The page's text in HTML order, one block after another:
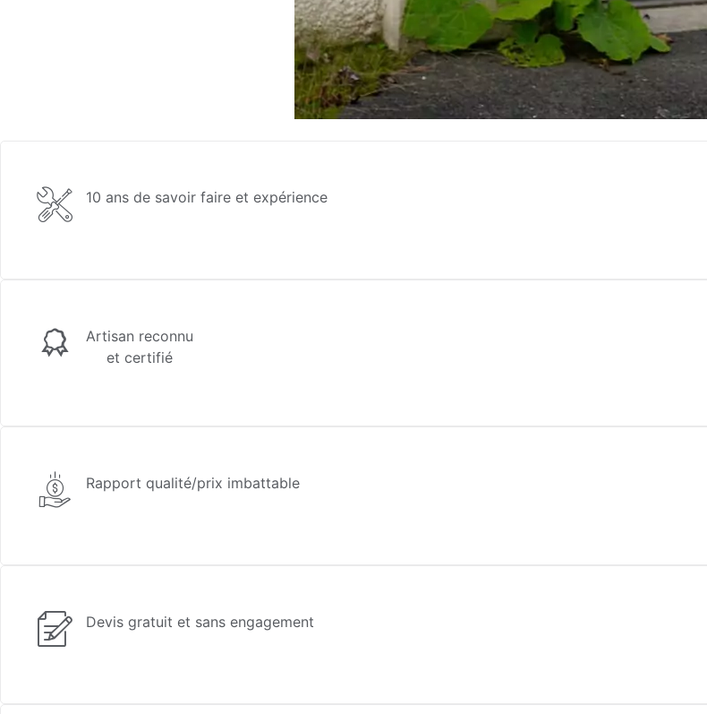
10 ans de savoir faire et expérience
Artisan reconnu
et certifié
Rapport qualité/prix imbattable
Devis gratuit et sans engagement